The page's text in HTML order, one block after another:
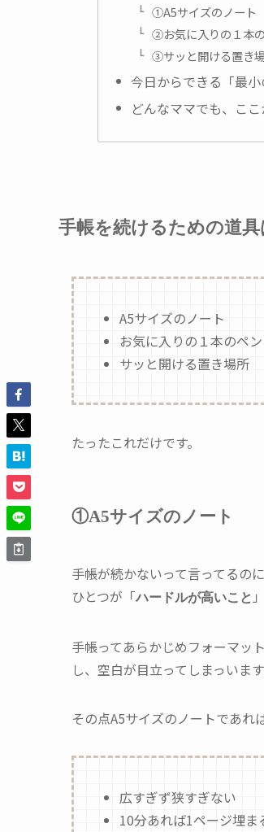
①A5サイズのノート
②お気に入りの１本
③サッと開ける置き
今日からできる「最小
どんなママでも、こ
手帳を続けるための道
A5サイズのノート
お気に入りの１本のペン
サッと開ける置き場所
たったこれだけです。
①A5サイズのノート
手帳が続かないって言ってるの
ひとつが「ハードルが高いこと
手帳ってあらかじめフォーマッ
し、空白が目立ってしまっいます
その点A5サイズのノートであれ
広すぎず狭すぎない
10分あれば1ページ埋ま